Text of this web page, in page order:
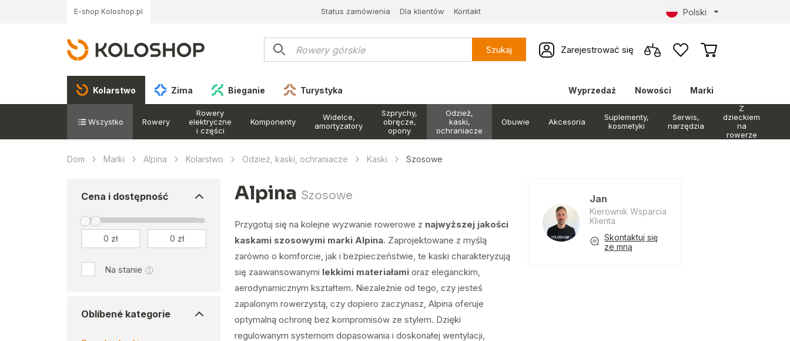
E-shop Koloshop.pl Status zamówienia Dla klientów Kontakt Polski
Szukaj Zarejestrować się
Kolarstwo Zima Bieganie Turystyka Wyprzedaż Nowości Marki
Wszystko Rowery
Rowery
elektryczne
i części
Komponenty
Widelce,
amortyzatory
Szprychy,
obręcze,
opony
Odzież,
kaski,
ochraniacze
Obuwie Akcesoria
Suplementy,
kosmetyki
Serwis,
narzędzia
Z
dzieckiem
na
rowerze
Dom Marki Alpina Kolarstwo Odzież, kaski, ochraniacze Kaski Szosowe
Cena i dostępność
Na stanie
Oblíbené kategorie
Alpina Szosowe
Przygotuj się na kolejne wyzwanie rowerowe z najwyższej jakości
kaskami szosowymi marki Alpina. Zaprojektowane z myślą
zarówno o komforcie, jak i bezpieczeństwie, te kaski charakteryzują
się zaawansowanymi lekkimi materiałami oraz eleganckim,
aerodynamicznym kształtem. Niezależnie od tego, czy jesteś
zapalonym rowerzystą, czy dopiero zaczynasz, Alpina oferuje
optymalną ochronę bez kompromisów ze stylem. Dzięki
regulowanym systemom dopasowania i doskonałej wentylacji,
Jan
Kierownik Wsparcia
Klienta
Skontaktuj się
ze mną